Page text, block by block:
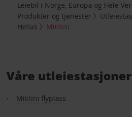
Leiebil i Norge, Europa og Hele
Produkter og tjenester
Hellas
Mitilini
Våre utleiestasjoner
Mitilini flyplass